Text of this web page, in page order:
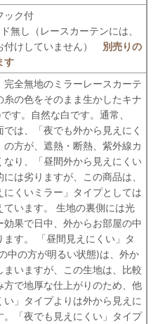
ック付
無し（レースカーテンには、
付けしていません） 別売りの
す
完全無地のミラーレースカーテ
糸の色をそのまま生かしたキナ
す。自然な白です。通常、
では、「夜でも外から見えにく
の方が、遮熱・断熱、紫外線カ
なり、「昼間外から見えにくい
は劣りますが、この商品は、
にくいミラー」タイプとしては
ています。 生地の裏側には光
効果で日中、外からお部屋の中
ます。 「昼間見えにくい」タ
中の方が明るい状態)は、外か
まいますが、この生地は、比較
方で地厚な仕上がりのため、他
い」タイプよりは外から見えに
。「夜でも見えにくい」タイプ